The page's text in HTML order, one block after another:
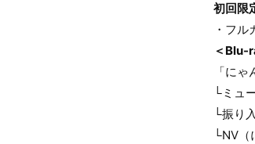
初回限
・フル
＜Blu-
「に
└ミュ
└振り
└NV（